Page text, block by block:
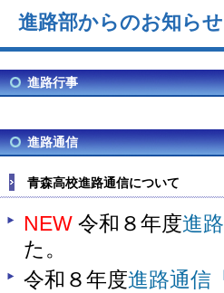
進路部からのお知らせ
進路行事
進路通信
青森高校進路通信について
NEW 令和８年度進
た。
令和８年度進路通信